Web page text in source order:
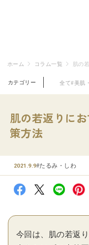
ホーム コラム一覧 肌の
カテゴリー 全て#美肌
肌の若返りに
策方法
2021.9.9#たるみ・しわ
今回は、肌の若返